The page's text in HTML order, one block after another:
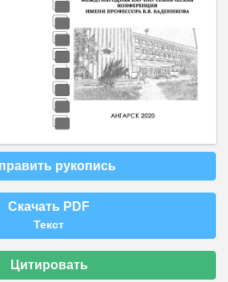
рукопись
Скачать PDF
Текст
Цитировать